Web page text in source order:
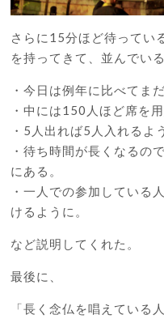
さらに15分ほど待ってい
を持ってきて、並んでい
・今日は例年に比べてま
・中には150人ほど席を
・5人出れば5人入れるよ
・待ち時間が長くなるの
にある。
・一人での参加している
けるように。
など説明してくれた。
最後に、
「長く念仏を唱えている